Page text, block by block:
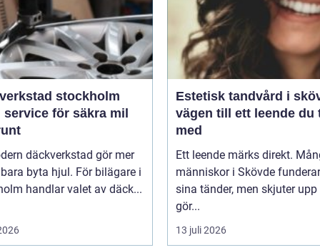
stockholm
service för säkra mil
däckverkstad gör mer
byta hjul. För bilägare i
handlar valet av däck...
Estetisk tandvård i
vägen till ett leende du
med
Ett leende märks direkt.
människor i Skövde
sina tänder, men skjuter
gör...
13 juli 2026